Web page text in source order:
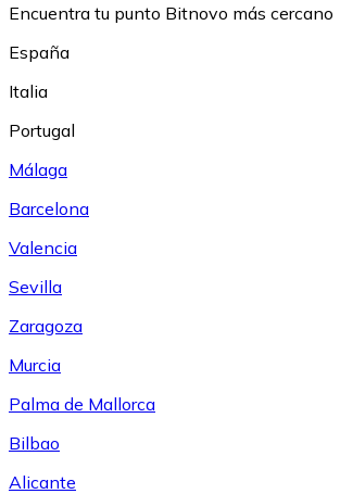
Encuentra tu punto Bitnovo más cercano
España
Italia
Portugal
Málaga
Barcelona
Valencia
Sevilla
Zaragoza
Murcia
Palma de Mallorca
Bilbao
Alicante